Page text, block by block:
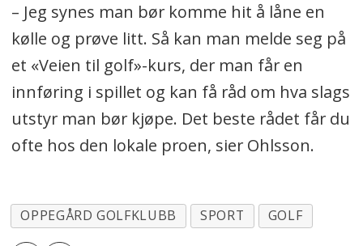
– Jeg synes man bør komme hit å låne en
kølle og prøve litt. Så kan man melde seg på
et «Veien til golf»-kurs, der man får en
innføring i spillet og kan få råd om hva slags
utstyr man bør kjøpe. Det beste rådet får du
ofte hos den lokale proen, sier Ohlsson.
OPPEGÅRD GOLFKLUBB SPORT GOLF